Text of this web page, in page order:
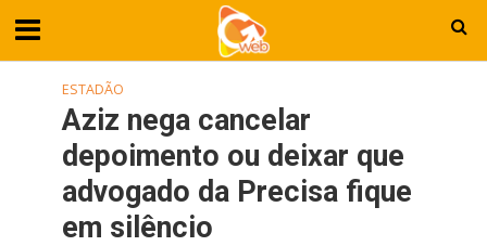
ESTADÃO
Aziz nega cancelar
depoimento ou deixar que
advogado da Precisa fique
em silêncio